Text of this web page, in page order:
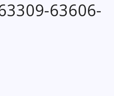
63606-